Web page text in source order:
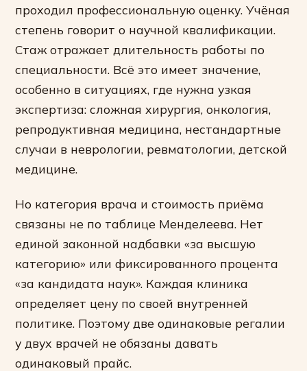
проходил профессиональную оценку. Учёная
степень говорит о научной квалификации.
Стаж отражает длительность работы по
специальности. Всё это имеет значение,
особенно в ситуациях, где нужна узкая
экспертиза: сложная хирургия, онкология,
репродуктивная медицина, нестандартные
случаи в неврологии, ревматологии, детской
медицине.
Но категория врача и стоимость приёма
связаны не по таблице Менделеева. Нет
единой законной надбавки «за высшую
категорию» или фиксированного процента
«за кандидата наук». Каждая клиника
определяет цену по своей внутренней
политике. Поэтому две одинаковые регалии
у двух врачей не обязаны давать
одинаковый прайс.